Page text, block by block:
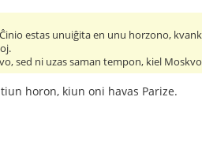
estas unuiĝita en unu horzono,
sed ni uzas saman tempon, kiel
horon, kiun oni havas Parize.